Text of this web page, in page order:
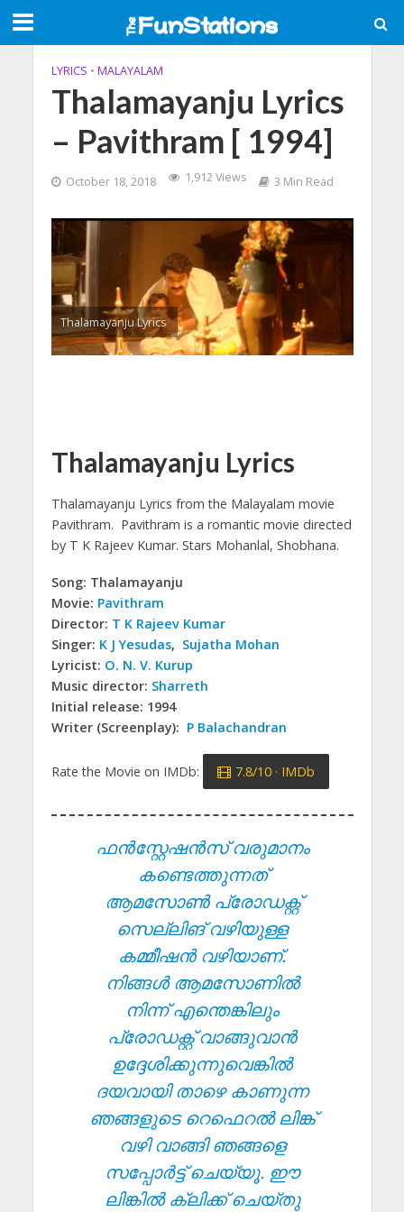
LYRICS • MALAYALAM
Thalamayanju Lyrics
– Pavithram [ 1994]
October 18, 2018 1,912 Views 3 Min Read
Thalamayanju Lyrics
Thalamayanju Lyrics
Thalamayanju Lyrics from the Malayalam movie
Pavithram. Pavithram is a romantic movie directed
by T K Rajeev Kumar. Stars Mohanlal, Shobhana.
Song: Thalamayanju
Movie: Pavithram
Director: T K Rajeev Kumar
Singer: K J Yesudas, Sujatha Mohan
Lyricist: O. N. V. Kurup
Music director: Sharreth
Initial release: 1994
Writer (Screenplay): P Balachandran
Rate the Movie on IMDb: 7.8/10 · IMDb
ഫൻസ്റ്റേഷൻസ് വരുമാനം
കണ്ടെത്തുന്നത്
ആമസോൺ പ്രോഡക്റ്റ്
സെല്ലിങ് വഴിയുള്ള
കമ്മീഷൻ വഴിയാണ്.
നിങ്ങൾ ആമസോണിൽ
നിന്ന് എന്തെങ്കിലും
പ്രോഡക്റ്റ് വാങ്ങുവാൻ
ഉദ്ദേശിക്കുന്നുവെങ്കിൽ
ദയവായി താഴെ കാണുന്ന
ഞങ്ങളുടെ റെഫെറൽ ലിങ്ക്
വഴി വാങ്ങി ഞങ്ങളെ
സപ്പോർട്ട് ചെയ്യൂ. ഈ
ലിങ്കിൽ ക്ലിക്ക് ചെയ്തു